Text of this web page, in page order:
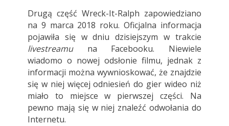
Drugą część Wreck-It-Ralph zapowiedziano
na 9 marca 2018 roku. Oficjalna informacja
pojawiła się w dniu dzisiejszym w trakcie
livestreamuna Facebooku. Niewiele
wiadomo o nowej odsłonie filmu, jednak z
informacji można wywnioskować, że znajdzie
się w niej więcej odniesień do gier wideo niż
miało to miejsce w pierwszej części. Na
pewno mają się w niej znaleźć odwołania do
Internetu.